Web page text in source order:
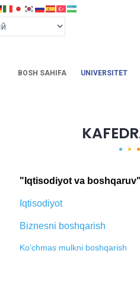
BOSH SAHIFA UNIVERSITET
"Iqtisodiyot va
Iqtisodiyot
Biznesni boshqarish
Ko’chmas mulkni boshqarish